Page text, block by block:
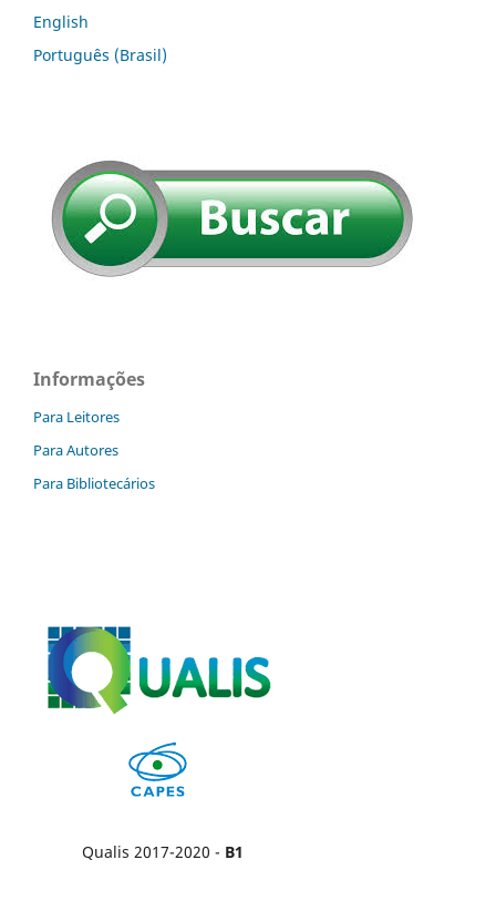
English
Português (Brasil)
Informações
Para Leitores
Para Autores
Para Bibliotecários
Qualis 2017-2020 - B1